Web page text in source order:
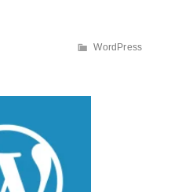
カ
WordPress